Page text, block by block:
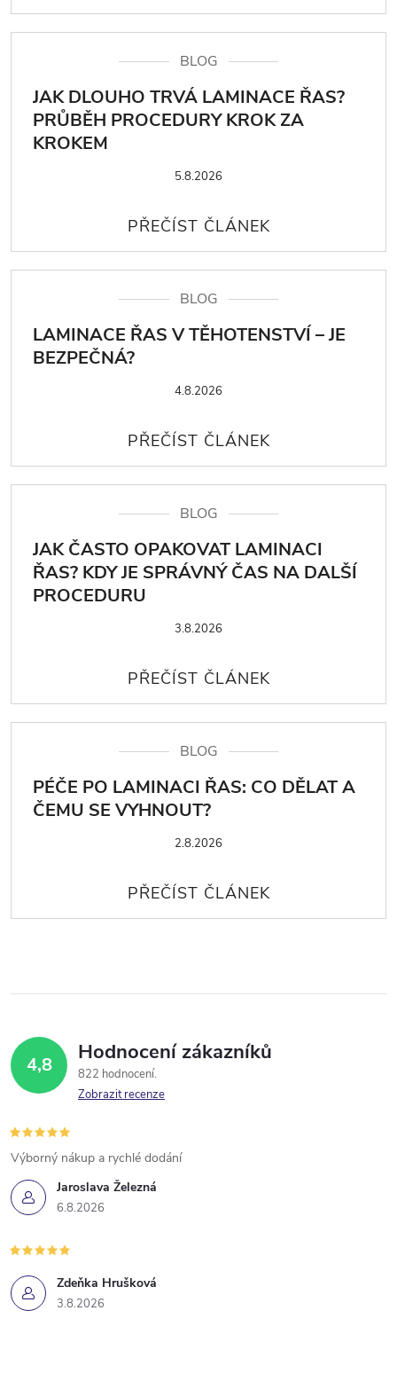
BLOG
JAK DLOUHO TRVÁ LAMINACE ŘAS?
PRŮBĚH PROCEDURY KROK ZA
KROKEM
5.8.2026
BLOG
LAMINACE ŘAS V TĚHOTENSTVÍ – JE
BEZPEČNÁ?
4.8.2026
BLOG
JAK ČASTO OPAKOVAT LAMINACI
ŘAS? KDY JE SPRÁVNÝ ČAS NA DALŠÍ
PROCEDURU
3.8.2026
BLOG
PÉČE PO LAMINACI ŘAS: CO DĚLAT A
ČEMU SE VYHNOUT?
2.8.2026
4,8 Hodnocení zákazníků
822 hodnocení
Zobrazit recenze
Jaroslava Železná
6.8.2026
Výborný nákup a rychlé dodání
Zdeňka Hrušková
3.8.2026